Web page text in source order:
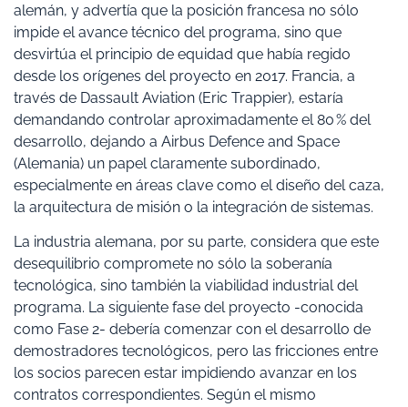
alemán, y advertía que la posición francesa no sólo
impide el avance técnico del programa, sino que
desvirtúa el principio de equidad que había regido
desde los orígenes del proyecto en 2017. Francia, a
través de Dassault Aviation (Eric Trappier), estaría
demandando controlar aproximadamente el 80 % del
desarrollo, dejando a Airbus Defence and Space
(Alemania) un papel claramente subordinado,
especialmente en áreas clave como el diseño del caza,
la arquitectura de misión o la integración de sistemas.
La industria alemana, por su parte, considera que este
desequilibrio compromete no sólo la soberanía
tecnológica, sino también la viabilidad industrial del
programa. La siguiente fase del proyecto -conocida
como Fase 2- debería comenzar con el desarrollo de
demostradores tecnológicos, pero las fricciones entre
los socios parecen estar impidiendo avanzar en los
contratos correspondientes. Según el mismo